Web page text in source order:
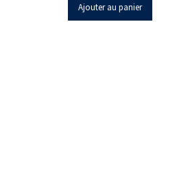
Ajouter au panier